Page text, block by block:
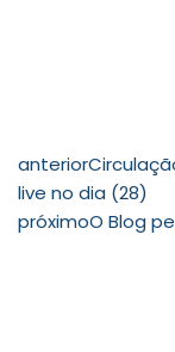
anterior
live no dia (28)
próximoO Blog